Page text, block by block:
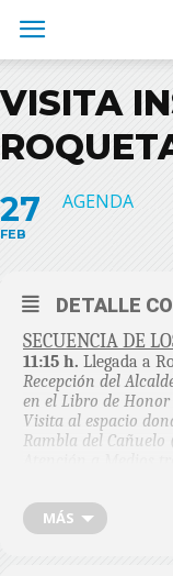
VISITA
27
FEB
AGENDA
DETALLE
SECUENCIA DE
11:15 h. Llegada a
Recepción del
en el Libro de Honor
Visita al espacio
Rambla del Cañuelo
MÁS